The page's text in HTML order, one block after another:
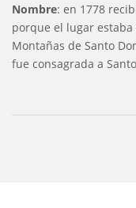
Nombre: en 1778
porque el lugar estaba
Montañas de Santo
fue consagrada a